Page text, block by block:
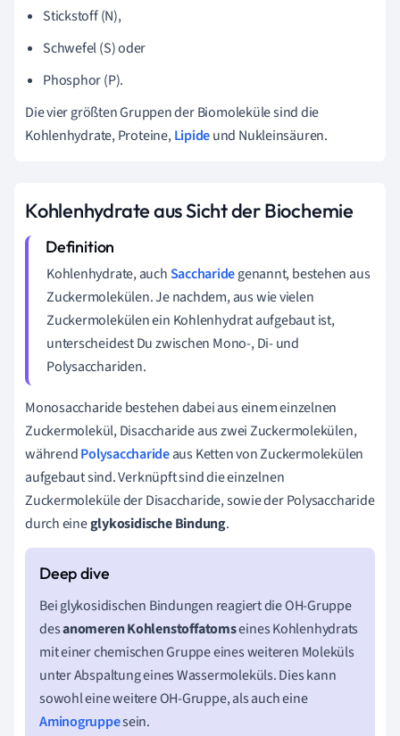
Stickstoff (N),
Schwefel (S) oder
Phosphor (P).
Die vier größten Gruppen der Biomoleküle sind die
Kohlenhydrate, Proteine,Lipideund Nukleinsäuren.
Kohlenhydrate aus Sicht der Biochemie
Kohlenhydrate, auchSaccharidegenannt, bestehen aus
Zuckermolekülen. Je nachdem, aus wie vielen
Zuckermolekülen ein Kohlenhydrat aufgebaut ist,
unterscheidest Du zwischen Mono-, Di- und
Polysacchariden.
Monosaccharide bestehen dabei aus einem einzelnen
Zuckermolekül, Disaccharide aus zwei Zuckermolekülen,
währendPolysaccharideaus Ketten von Zuckermolekülen
aufgebaut sind. Verknüpft sind die einzelnen
Zuckermoleküle der Disaccharide, sowie der Polysaccharide
durch eineglykosidische Bindung.
Bei glykosidischen Bindungen reagiert die OH-Gruppe
desanomeren Kohlenstoffatomseines Kohlenhydrats
mit einer chemischen Gruppe eines weiteren Moleküls
unter Abspaltung eines Wassermoleküls. Dies kann
sowohl eine weitere OH-Gruppe, als auch eine
Aminogruppesein.